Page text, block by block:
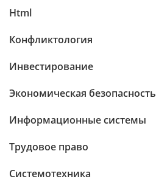
Html
Конфликтология
Инвестирование
Экономическая безопасность
Информационные системы
Трудовое право
Системотехника